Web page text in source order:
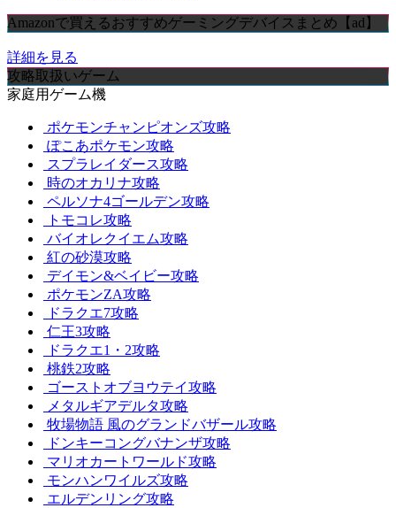
Amazonで買えるおすすめゲーミングデバイスまとめ【ad】
詳細を見る
攻略取扱いゲーム
家庭用ゲーム機
ポケモンチャンピオンズ攻略
ぽこあポケモン攻略
スプラレイダース攻略
時のオカリナ攻略
ペルソナ4ゴールデン攻略
トモコレ攻略
バイオレクイエム攻略
紅の砂漠攻略
デイモン&ベイビー攻略
ポケモンZA攻略
ドラクエ7攻略
仁王3攻略
ドラクエ1・2攻略
桃鉄2攻略
ゴーストオブヨウテイ攻略
メタルギアデルタ攻略
牧場物語 風のグランドバザール攻略
ドンキーコングバナンザ攻略
マリオカートワールド攻略
モンハンワイルズ攻略
エルデンリング攻略